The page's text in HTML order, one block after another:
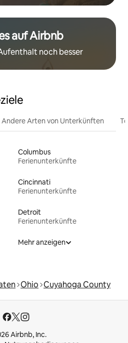
auf Airbnb
noch besser
Andere Arten von Unterkünften
Columbus
Ferienunterkünfte
Cincinnati
Ferienunterkünfte
Detroit
Ferienunterkünfte
Mehr anzeigen
Ohio Cuyahoga County
Airbnb, Inc.